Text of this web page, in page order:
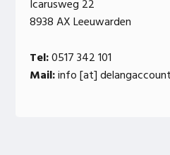
Icarusweg 22
8938 AX Leeuwarden
Tel:0517 342 101
Mail:info [at]